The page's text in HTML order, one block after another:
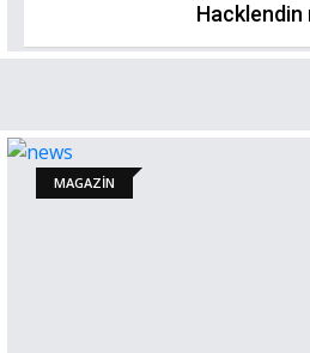
Hacklendin
MAGAZİN